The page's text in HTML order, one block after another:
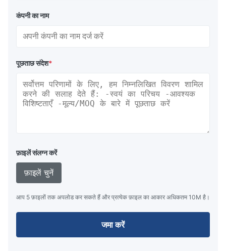
कंपनी का नाम
पूछताछ संदेश*
फ़ाइलें संलग्न करें
फ़ाइलें चुनें
आप 5 फ़ाइलों तक अपलोड कर सकते हैं और प्रत्येक फ़ाइल का आकार अधिकतम 10M है।
जमा करें